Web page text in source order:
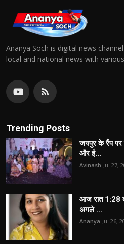
Ananya Soch is digital news
local and national news with
Trending Posts
जयपुर के रैंप पर
और ई...
Avinash Jul 27,
आज रात 1:28
अगले ...
Ananya Jul 26,